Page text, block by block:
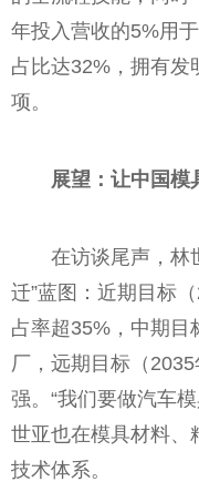
年投入营收的5%用
占比达32%，拥有发
项。
展望：让中国模
在访谈尾声，林
迁”蓝图：近期目标
占率超35%，中期目
厂，远期目标（
强。“我们要做汽车
世亚也在模具材料、
技术体系。